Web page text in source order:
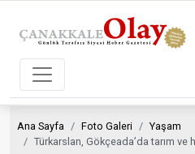
Ana Sayfa Foto Galeri
Yaşam
Türkarslan, Gökçeada’da tarım ve